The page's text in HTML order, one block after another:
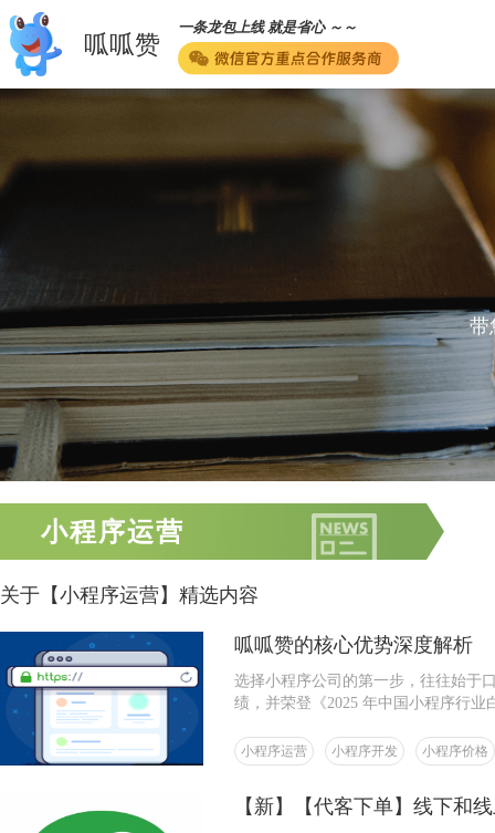
呱呱赞
一条龙包上线 就是省心 ～～
带
小程序运营
关于【小程序运营】精选内容
呱呱赞的核心优势深度解析
选择小程序公司的第一步，往往始于
绩，并荣登《2025 年中国小程序行
小程序运营 小程序开发 小程序价格
【新】【代客下单】线下和